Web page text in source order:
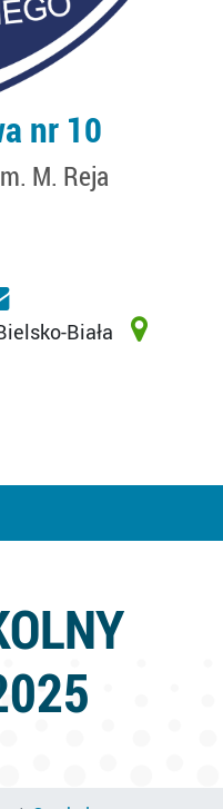
nr 10
M. Reja
Biała